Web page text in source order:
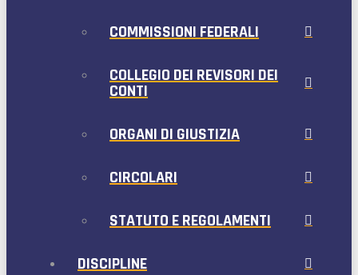
COMMISSIONI FEDERALI
COLLEGIO DEI REVISORI DEI
CONTI
ORGANI DI GIUSTIZIA
CIRCOLARI
STATUTO E REGOLAMENTI
DISCIPLINE